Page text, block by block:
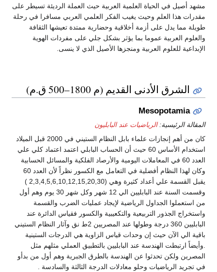
مشهد أصيل في الحياة العلمية العربية حيث العملة الرديئة تسيطر على
مقدرات هذا العلم وحيث يغيب الفكر العلمي العربي مسافرا في رحلة
طويلة مما يدل على أزمة أخلاقية وحضارية ممتدة تعيشها الثقافة
والعلوم العربية عموما بما يؤثر بشكل جلي على مفردات الهوية
الإبداعية للعلوم العربية ومنجزها الأصيل الذي لا ينسى.‏‏‏
الشرق الأدنى القديم (م 1800–500 ق.م)
Mesopotamia
المقالة الرئيسية:الرياضيات عند البابليون
كان من أهم إنجازات علماء بابل النظام الستيني في 2000 قبل الميلاد
استخدام الأساس 60 حيث أن الحساب البابلي اعتمد اعتماد كلي علي
العدد 60 في المعاملات اليومية والأرصاد الفلكية والمسائل الحسابية
وكان لهذا النظام أفضلية في التعامل مع الكسور نظراً لأن العدد 60
يقبل القسمة علي أعداد كثيرة وهي (2,3,4,5,6,10,12,15,20,30 )
وقسمت السنة عند البابليين الي 12 شهر وكل شهر 30 يوم وهم أول
من استعملوا الجداول الرياضية لإيجاد عمليات الضرب والقسمة
واستخراج الجذور التربيعية والتكعيبية والكسور فقياس الدائرة عند
البابليين 360 درجة وطولها عند المصريين 2ط نق وآثار النظام الستيني
باقية الي الآن حيث إن وحدات قياس الزاوية هي الدرجات الستينية
.وأيضاً ارتبطت الهندسة عند البابليين بالتطبيق العملي مثلهم مثل
المصرين ولكن تحدثوا عن الهندسة بالطرق الجبرية وهم أول من بدأو
في تجريد الرياضيات وحلو معادلات الدرجة الثالثة والسادسة .